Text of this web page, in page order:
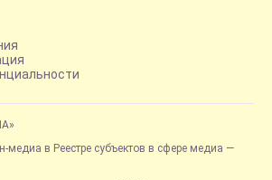
медиа в Реестре субъектов в сфере медиа —